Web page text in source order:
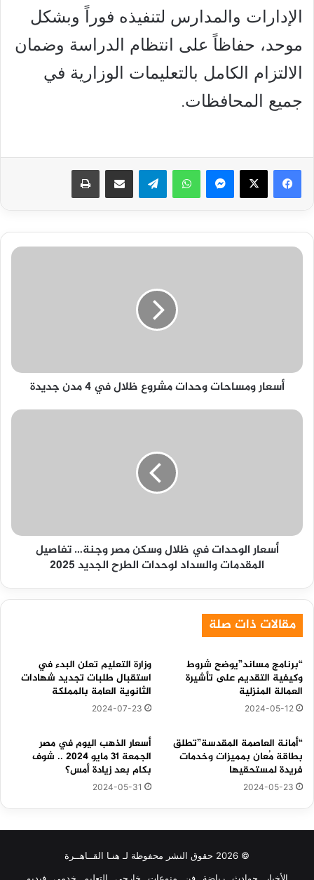
الإدارات والمدارس لتنفيذه فوراً وبشكل
موحد، حفاظاً على انتظام الدراسة وضمان
الالتزام الكامل بالتعليمات الوزارية في
جميع المحافظات.
فيسبوك ‫X ماسنجر واتساب تيلقرام مشاركة عبر البريد طباعة
أسعار
جديدة
أسعار ومساحات وحدات مشروع ظلال في 4 مدن جديدة
أسعار
المقدمات
والسدادأسعار الوحدات في ظلال وسكن مصر وجنة… تفاصيل
المقدمات والسداد لوحدات الطرح الجديد 2025
مقالات ذات صلة
“برنامج مساند”يوضح شروط
وكيفية التقديم على تأشيرة
العمالة المنزلية
2024-05-12
وزارة التعليم تعلن البدء في
استقبال طلبات تجديد شهادات
الثانوية العامة بالمملكة
2024-07-23
“أمانة العاصمة المقدسة”تطلق
بطاقة مُعان بمميزات وخدمات
فريدة لمستحقيها
2024-05-23
أسعار الذهب اليوم في مصر
الجمعة 31 مايو 2024 .. شوف
بكام بعد زيادة أمس؟
2024-05-31
© 2026 حقوق النشر محفوظة لـ هنـا القــاهــرة